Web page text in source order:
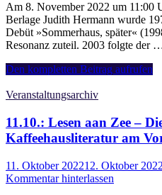
Am 8. November 2022 um 11:00
Berlage Judith Hermann wurde
Debüt »Sommerhaus, später«
Resonanz zuteil. 2003 folgte der
08.11.:
aan
–
Die
»literarische
Judith
Hermann
Den kompletten Beitrag aufrufen
Veranstaltungsarchiv
11.10.: Lesen aan Zee –
Kaffeehausliteratur am
11. Oktober 202212. Oktober 2022
Kommentar hinterlassen